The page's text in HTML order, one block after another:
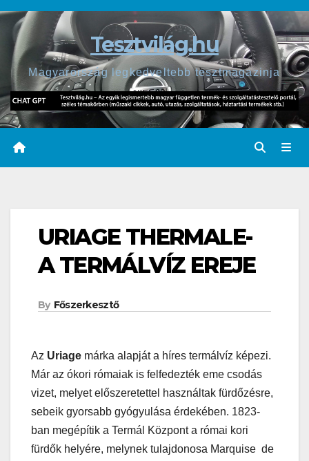
Skip
content
Tesztvilág.hu
Magyarország legkedveltebb tesztmagazinja
URIAGE THERMALE-
A TERMÁLVÍZ EREJE
By Főszerkesztő
Az Uriage márka alapját a híres termálvíz képezi.
Már az ókori rómaiak is felfedezték eme csodás
vizet, melyet előszeretettel használtak fürdőzésre,
sebeik gyorsabb gyógyulása érdekében. 1823-
ban megépítik a Termál Központ a római kori
fürdők helyére, melynek tulajdonosa Marquise de